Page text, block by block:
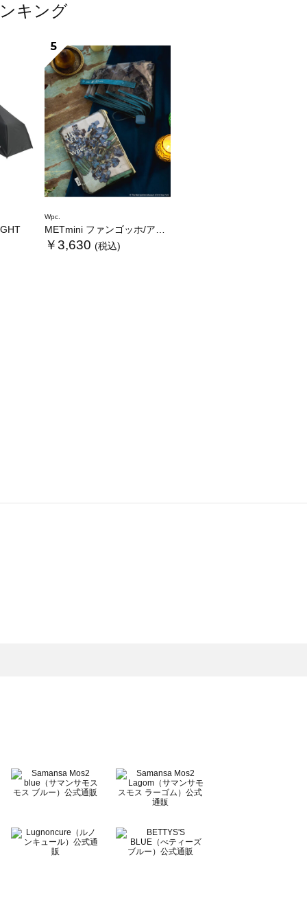
キング
5
Wpc.
METmini ファンゴッホ/アイリス
￥3,630 (税込)